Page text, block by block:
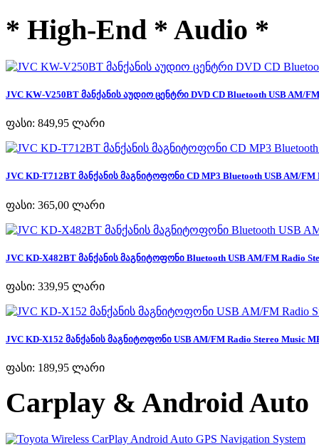
* High-End * Audio *
JVC KW-V250BT მანქანის აუდიო ცენტრი DVD CD Bluetooth USB AM/
ფასი: 849,95 ლარი
JVC KD-T712BT მანქანის მაგნიტოფონი CD MP3 Bluetooth USB AM/FM
ფასი: 365,00 ლარი
JVC KD-X482BT მანქანის მაგნიტოფონი Bluetooth USB AM/FM Radio
ფასი: 339,95 ლარი
JVC KD-X152 მანქანის მაგნიტოფონი USB AM/FM Radio Stereo Music
ფასი: 189,95 ლარი
Carplay & Android Auto